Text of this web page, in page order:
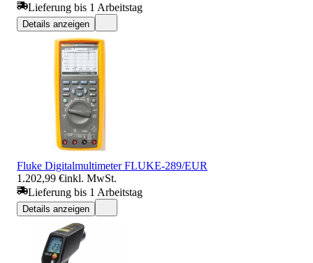
Lieferung bis 1 Arbeitstag
Details anzeigen
Fluke Digitalmultimeter FLUKE-289/EUR
1.202,99 €inkl. MwSt.
Lieferung bis 1 Arbeitstag
Details anzeigen